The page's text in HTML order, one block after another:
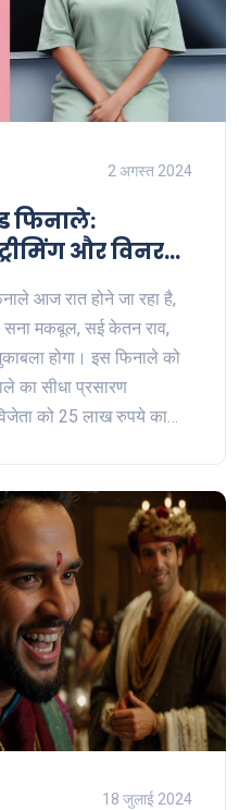
2 अगस्त 2024
फिनाले:
और विनर
आज रात होने जा रहा है,
सना मकबूल, सई केतन राव,
होगा। इस फिनाले को
का सीधा प्रसारण
को 25 लाख रुपये का
18 जुलाई 2024